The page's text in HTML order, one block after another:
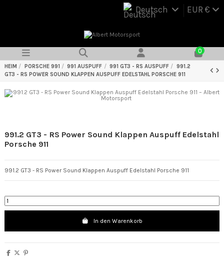
Deutsch EUR €
0
HEIM PORSCHE 991 991 AUSPUFF 991 GT3 - RS AUSPUFF
991.2
GT3 - RS POWER SOUND KLAPPEN AUSPUFF EDELSTAHL PORSCHE 911
991.2 GT3 - RS Power Sound Klappen Auspuff Edelstahl
Porsche 911
991.2 GT3 - RS Power Sound Klappen Auspuff Edelstahl Porsche 911
In den Warenkorb